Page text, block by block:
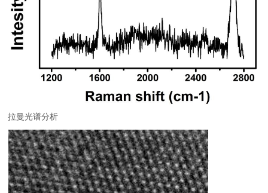
拉曼光谱分析